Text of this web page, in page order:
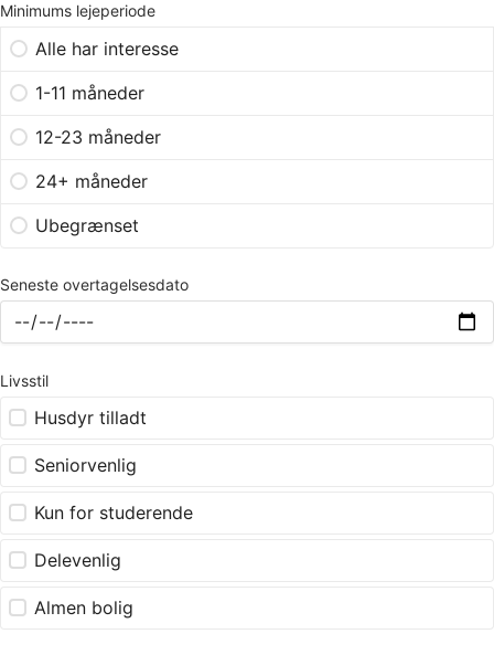
Minimums lejeperiode
Alle har interesse
1-11 måneder
12-23 måneder
24+ måneder
Ubegrænset
Seneste overtagelsesdato
Livsstil
Husdyr tilladt
Seniorvenlig
Kun for studerende
Delevenlig
Almen bolig